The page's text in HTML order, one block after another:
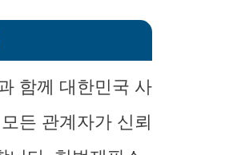
함께 대한민국 사
든 관계자가 신뢰